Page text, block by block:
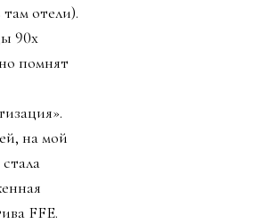
отели).
90х
помнят
на мой
FFE.